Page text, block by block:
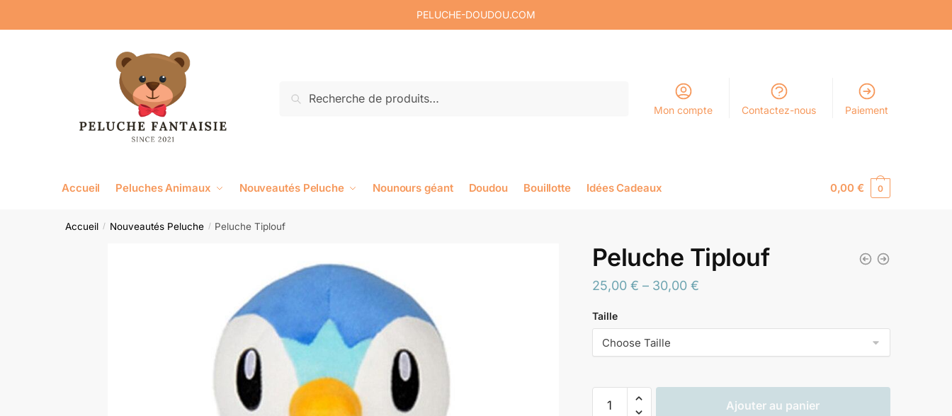
PELUCHE-DOUDOU.COM
Recherche
Mon compte Contactez-nous Paiement
Accueil Peluches Animaux Nouveautés Peluche Nounours géant Doudou Bouillotte Idées Cadeaux 0,00€ 0
Accueil / Nouveautés Peluche / Peluche Tiplouf
Peluche Tiplouf
25,00 € – 30,00 €
Taille
Ajouter au panier